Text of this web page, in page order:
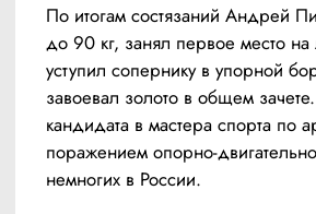
По итогам состязаний Андрей
до 90 кг, занял первое место
уступил сопернику в упорной
завоевал золото в общем
кандидата в мастера спорта по
поражением опорно-
немногих в России.